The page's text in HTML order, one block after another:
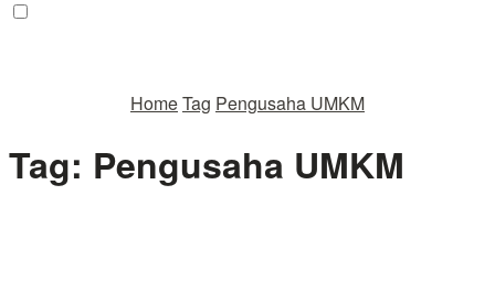
HomeTag Pengusaha UMKM
Tag: Pengusaha UMKM